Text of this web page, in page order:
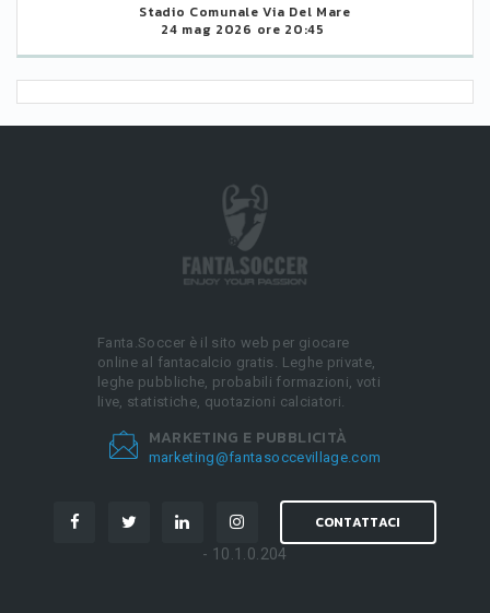
Stadio Comunale Via Del Mare
24 mag 2026 ore 20:45
Fanta.Soccer è il sito web per giocare
online al fantacalcio gratis. Leghe private,
leghe pubbliche, probabili formazioni, voti
live, statistiche, quotazioni calciatori.
MARKETING E PUBBLICITÀ
marketing@fantasoccevillage.com
CONTATTACI
- 10.1.0.204